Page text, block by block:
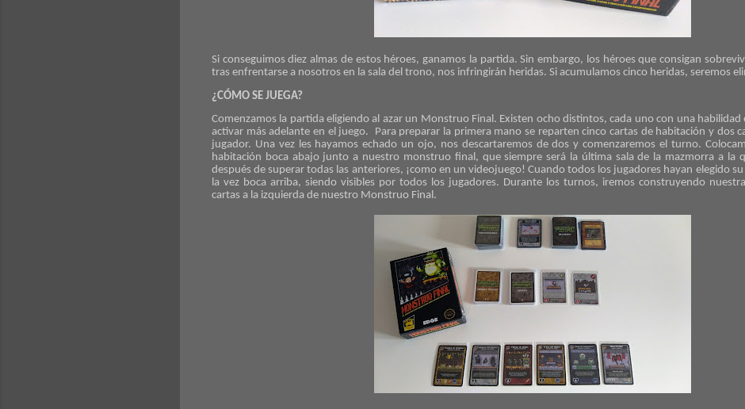
Si conseguimos diez almas de estos héroes, ganamos la partida. Sin embargo, los héroes que consigan
tras enfrentarse a nosotros en la sala del trono, nos infringirán heridas. Si acumulamos cinco heridas, seremos
¿CÓMO SE JUEGA?
Comenzamos la partida eligiendo al azar un Monstruo Final. Existen ocho distintos, cada uno con una habilidad
activar más adelante en el juego. Para preparar la primera mano se reparten cinco cartas de habitación y dos
jugador. Una vez les hayamos echado un ojo, nos descartaremos de dos y comenzaremos el turno.
habitación boca abajo junto a nuestro monstruo final, que siempre será la última sala de la mazmorra a la
después de superar todas las anteriores, ¡como en un videojuego! Cuando todos los jugadores hayan elegido
la vez boca arriba, siendo visibles por todos los jugadores. Durante los turnos, iremos construyendo
cartas a la izquierda de nuestro Monstruo Final.